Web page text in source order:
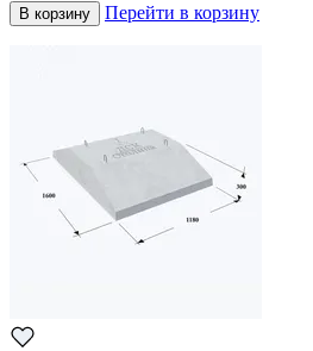
В корзину Перейти в корзину